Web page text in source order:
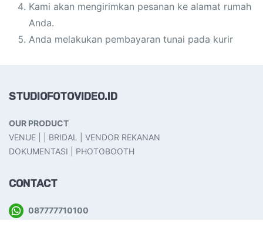
Kami akan mengirimkan pesanan ke alamat rumah
Anda.
Anda melakukan pembayaran tunai pada kurir
STUDIOFOTOVIDEO.ID
OUR PRODUCT
VENUE | | BRIDAL | VENDOR REKANAN
DOKUMENTASI | PHOTOBOOTH
CONTACT
087777710100